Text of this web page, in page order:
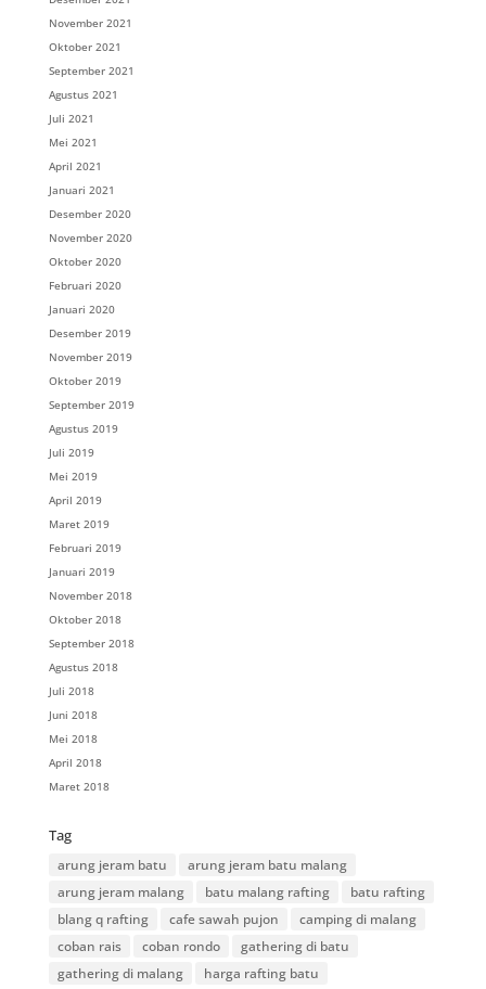
November 2021
Oktober 2021
September 2021
Agustus 2021
Juli 2021
Mei 2021
April 2021
Januari 2021
Desember 2020
November 2020
Oktober 2020
Februari 2020
Januari 2020
Desember 2019
November 2019
Oktober 2019
September 2019
Agustus 2019
Juli 2019
Mei 2019
April 2019
Maret 2019
Februari 2019
Januari 2019
November 2018
Oktober 2018
September 2018
Agustus 2018
Juli 2018
Juni 2018
Mei 2018
April 2018
Maret 2018
Tag
arung jeram batu
arung jeram batu malang
arung jeram malang
batu malang rafting
batu rafting
blang q rafting
cafe sawah pujon
camping di malang
coban rais
coban rondo
gathering di batu
gathering di malang
harga rafting batu